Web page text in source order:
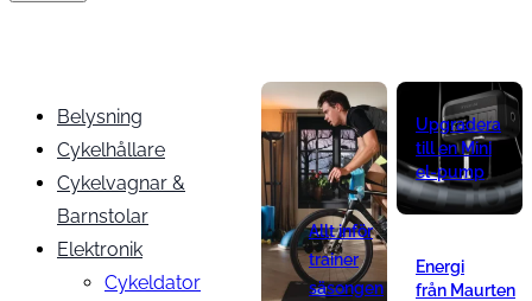
Belysning
Cykelhållare
Cykelvagnar &
Barnstolar
Elektronik
Cykeldator
Allt inför
trainer
säsongen
Upgradera
till en Mini
el-pump
Energi
från Maurten